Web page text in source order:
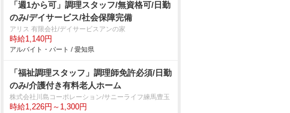
「週1から可」調理スタッフ/無資格可/日勤
のみ/デイサービス/社会保障完備
アリス 有限会社/デイサービスアンの家
時給1,140円
アルバイト・パート / 愛知県
「福祉調理スタッフ」調理師免許必須/日勤
のみ/介護付き有料老人ホーム
株式会社川島コーポレーション/サニーライフ練馬豊玉
時給1,226円～1,300円